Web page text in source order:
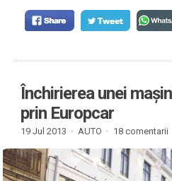
Închirierea unei
prin Europcar
19 Jul 2013 · AUTO · 18 comentarii